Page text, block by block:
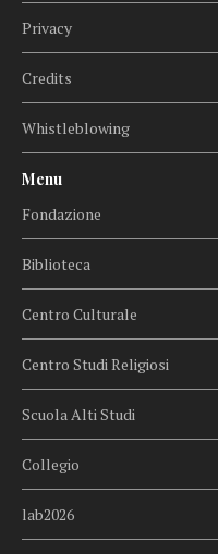
Privacy
Credits
Whistleblowing
Menu
Fondazione
Biblioteca
Centro Culturale
Centro Studi Religiosi
Scuola Alti Studi
Collegio
lab2026